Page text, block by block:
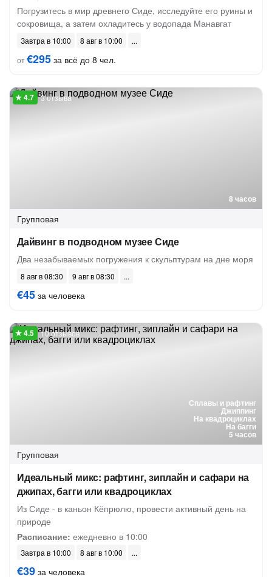
Погрузитесь в мир древнего Сиде, исследуйте его руины и
сокровища, а затем охладитесь у водопада Манавгат
Завтра в 10:00
8 авг в 10:00
от€295 за всё до 8 чел.
8 часов
3 отзыва
Групповая
Дайвинг в подводном музее Сиде
Два незабываемых погружения к скульптурам на дне моря
8 авг в 08:30 9 авг в 08:30
€45 за человека
Сплавы и рафтинг
Джиппинг
На квадроциклах
На багги
5 часов
10 отзывов
Групповая
Идеальный микс: рафтинг, зиплайн и сафари на
джипах, багги или квадроциклах
Из Сиде - в каньон Кёпрюлю, провести активный день на
природе
Расписание: ежедневно в 10:00
Завтра в 10:00 8 авг в 10:00
€39 за человека